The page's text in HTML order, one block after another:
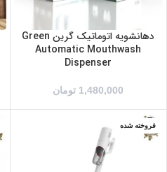
دهانشویه اتوماتیک گرین Green
Automatic Mouthwash
Dispenser
1,480,000 تومان
فروخته شده